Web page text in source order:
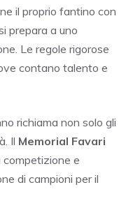
il proprio fantino con
prepara a uno
Le regole rigorose
contano talento e
richiama non solo gli
Il Memorial Favari
e
di campioni per il